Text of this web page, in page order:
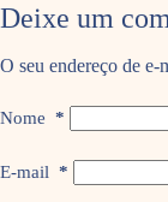
Deixe um
O seu endereço de
Nome *
E-mail *